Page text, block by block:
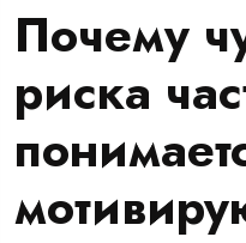
Почему
риска